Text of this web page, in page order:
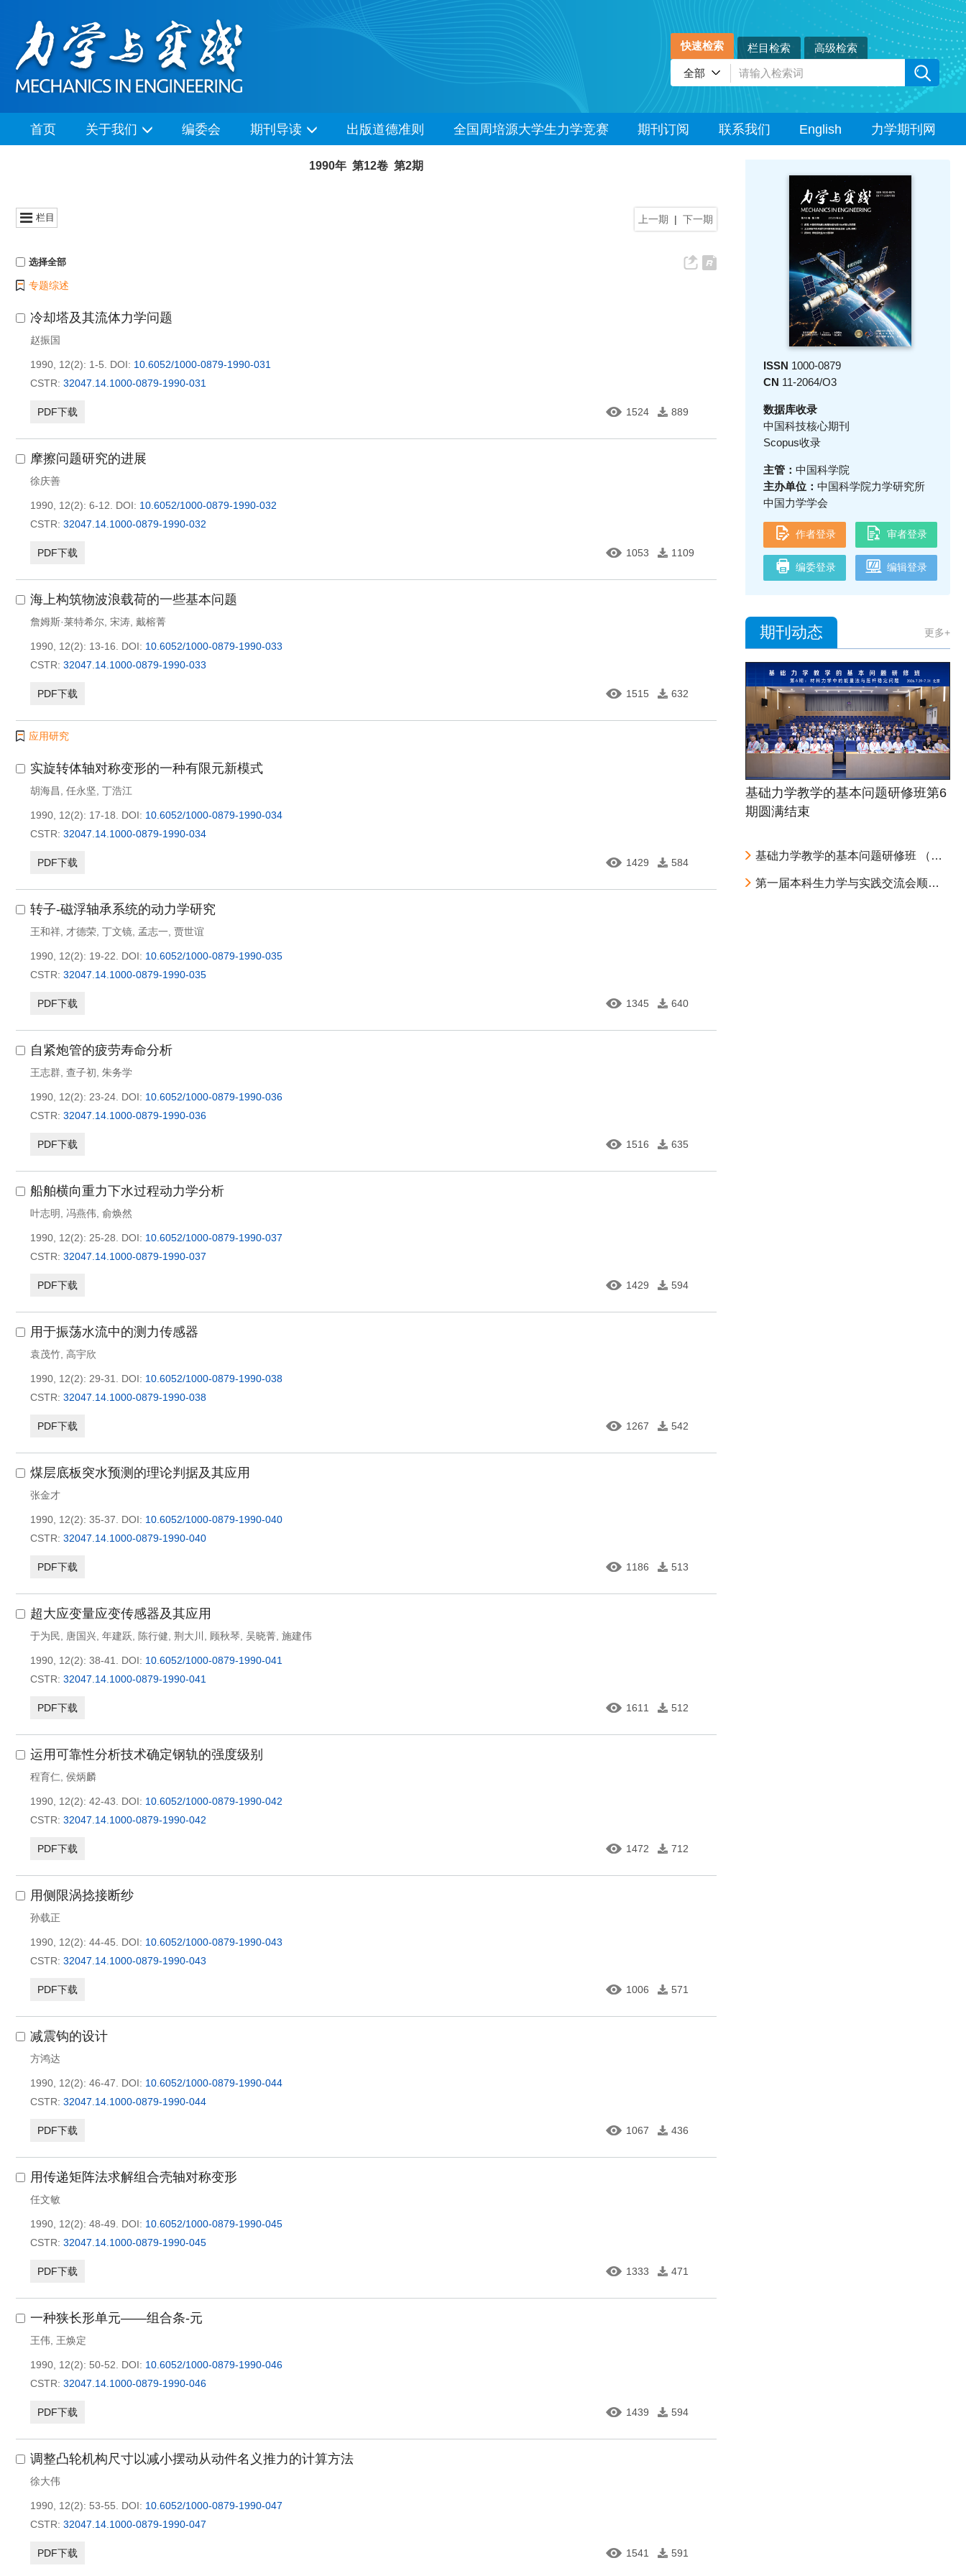
快速检索 栏目检索 高级检索
首页 关于我们 编委会 期刊导读 出版道德准则 全国周培源大学生力学竞赛 期刊订阅 联系我们 English 力学期刊网
1990年 第12卷 第2期
上一期 | 下一期
栏目
选择全部
专题综述
冷却塔及其流体力学问题
赵振国
1990, 12(2): 1-5. DOI: 10.6052/1000-0879-1990-031
CSTR: 32047.14.1000-0879-1990-031
PDF下载 1524 889
摩擦问题研究的进展
徐庆善
1990, 12(2): 6-12. DOI: 10.6052/1000-0879-1990-032
CSTR: 32047.14.1000-0879-1990-032
PDF下载 1053 1109
海上构筑物波浪载荷的一些基本问题
詹姆斯·莱特希尔 宋涛 戴榕菁
1990, 12(2): 13-16. DOI: 10.6052/1000-0879-1990-033
CSTR: 32047.14.1000-0879-1990-033
PDF下载 1515 632
应用研究
实旋转体轴对称变形的一种有限元新模式
胡海昌 任永坚 丁浩江
1990, 12(2): 17-18. DOI: 10.6052/1000-0879-1990-034
CSTR: 32047.14.1000-0879-1990-034
PDF下载 1429 584
转子-磁浮轴承系统的动力学研究
王和祥 才德荣 丁文镜 孟志一 贾世谊
1990, 12(2): 19-22. DOI: 10.6052/1000-0879-1990-035
CSTR: 32047.14.1000-0879-1990-035
PDF下载 1345 640
自紧炮管的疲劳寿命分析
王志群 查子初 朱务学
1990, 12(2): 23-24. DOI: 10.6052/1000-0879-1990-036
CSTR: 32047.14.1000-0879-1990-036
PDF下载 1516 635
船舶横向重力下水过程动力学分析
叶志明 冯燕伟 俞焕然
1990, 12(2): 25-28. DOI: 10.6052/1000-0879-1990-037
CSTR: 32047.14.1000-0879-1990-037
PDF下载 1429 594
用于振荡水流中的测力传感器
袁茂竹 高宇欣
1990, 12(2): 29-31. DOI: 10.6052/1000-0879-1990-038
CSTR: 32047.14.1000-0879-1990-038
PDF下载 1267 542
煤层底板突水预测的理论判据及其应用
张金才
1990, 12(2): 35-37. DOI: 10.6052/1000-0879-1990-040
CSTR: 32047.14.1000-0879-1990-040
PDF下载 1186 513
超大应变量应变传感器及其应用
于为民 唐国兴 年建跃 陈行健 荆大川 顾秋琴 吴晓菁 施建伟
1990, 12(2): 38-41. DOI: 10.6052/1000-0879-1990-041
CSTR: 32047.14.1000-0879-1990-041
PDF下载 1611 512
运用可靠性分析技术确定钢轨的强度级别
程育仁 侯炳麟
1990, 12(2): 42-43. DOI: 10.6052/1000-0879-1990-042
CSTR: 32047.14.1000-0879-1990-042
PDF下载 1472 712
用侧限涡捻接断纱
孙载正
1990, 12(2): 44-45. DOI: 10.6052/1000-0879-1990-043
CSTR: 32047.14.1000-0879-1990-043
PDF下载 1006 571
减震钩的设计
方鸿达
1990, 12(2): 46-47. DOI: 10.6052/1000-0879-1990-044
CSTR: 32047.14.1000-0879-1990-044
PDF下载 1067 436
用传递矩阵法求解组合壳轴对称变形
任文敏
1990, 12(2): 48-49. DOI: 10.6052/1000-0879-1990-045
CSTR: 32047.14.1000-0879-1990-045
PDF下载 1333 471
一种狭长形单元——组合条-元
王伟 王焕定
1990, 12(2): 50-52. DOI: 10.6052/1000-0879-1990-046
CSTR: 32047.14.1000-0879-1990-046
PDF下载 1439 594
调整凸轮机构尺寸以减小摆动从动件名义推力的计算方法
徐大伟
1990, 12(2): 53-55. DOI: 10.6052/1000-0879-1990-047
CSTR: 32047.14.1000-0879-1990-047
PDF下载 1541 591
ISSN 1000-0879
CN 11-2064/O3
数据库收录
中国科技核心期刊
Scopus收录
主管： 中国科学院
主办单位： 中国科学院力学研究所
中国力学学会
作者登录 审者登录
编委登录 编辑登录
期刊动态 更多+
基础力学教学的基本问题研修班第6
期圆满结束
基础力学教学的基本问题研修班 （第6期：材料力学中的能量法与压杆稳定问题） 第二轮通知
第一届本科生力学与实践交流会顺利召开